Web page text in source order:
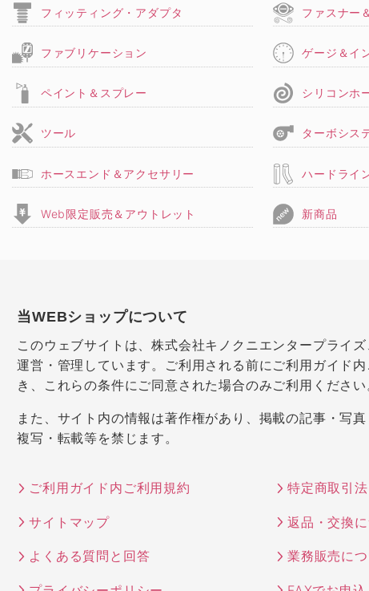
フィッティング・アダプタ ファスナー
ファブリケーション ゲージ＆イ
ペイント＆スプレー シリコンホ
ツール ターボシス
ホースエンド＆アクセサリー ハードライ
Web限定販売＆アウトレット 新商品
当WEBショップについて
このウェブサイトは、株式会社キノクニエンタープライ
運営・管理しています。ご利用される前にご利用ガイド
き、これらの条件にご同意された場合のみご利用ください
また、サイト内の情報は著作権があり、掲載の記事・写
複写・転載等を禁じます。
ご利用ガイド内ご利用規約 特定商取引
サイトマップ 返品・交換
よくある質問と回答 業務販売に